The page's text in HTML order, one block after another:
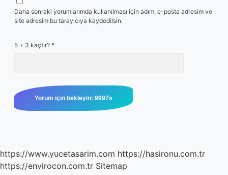
Daha sonraki yorumlarımda kullanılması için adım, e-posta adresim ve
site adresim bu tarayıcıya kaydedilsin.
5 + 3 kaçtır? *
https://www.yucetasarim.com https://hasironu.com.tr
https://envirocon.com.tr Sitemap